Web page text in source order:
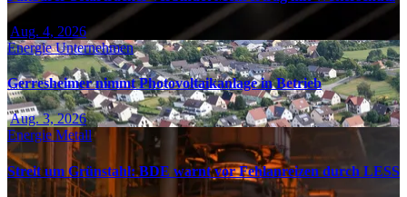
Aug. 4, 2026
EnergieUnternehmen
Gerresheimer nimmt Photovoltaikanlage in Betrieb
Aug. 3, 2026
Energie Metall
Streit um Grünstahl: BDE warnt vor Fehlanreizen durch LESS